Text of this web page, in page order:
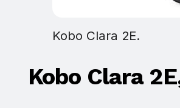
Kobo Clara 2E.
Kobo Clara